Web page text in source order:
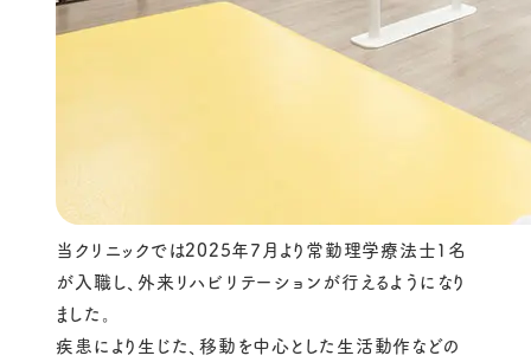
当クリニックでは2025年7月より常勤理学療法士1名
が入職し、外来リハビリテーションが行えるようになり
ました。
疾患により生じた、移動を中心とした生活動作などの